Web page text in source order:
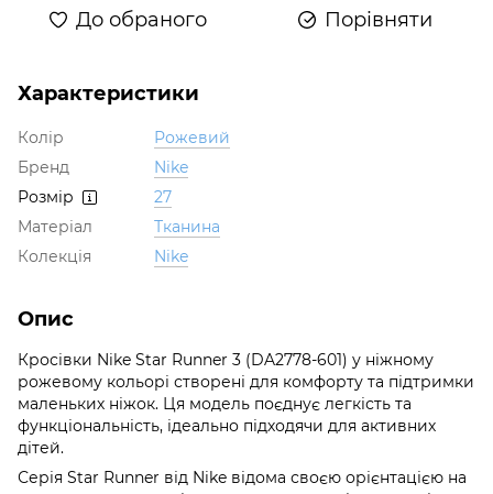
До обраного Порівняти
Характеристики
Колір
Рожевий
Бренд
Nike
Розмір
27
Матеріал
Тканина
Колекція
Nike
Опис
Кросівки Nike Star Runner 3 (DA2778-601) у ніжному
рожевому кольорі створені для комфорту та підтримки
маленьких ніжок. Ця модель поєднує легкість та
функціональність, ідеально підходячи для активних
дітей.
Серія Star Runner від Nike відома своєю орієнтацією на